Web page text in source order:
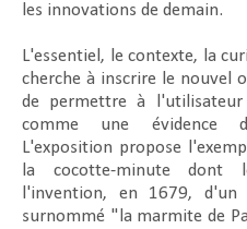
les innovations de demain.
L'essentiel, le contexte, la
cherche à inscrire le nouvel
de permettre à
comme une évidence
L'exposition propose
la cocotte-minute dont
l'invention, en 1679, d'un
surnommé "la marmite de